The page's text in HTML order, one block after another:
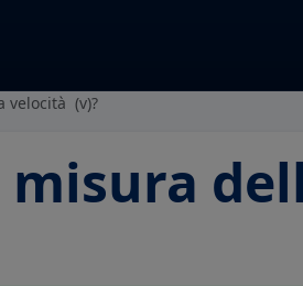
velocità (v)?